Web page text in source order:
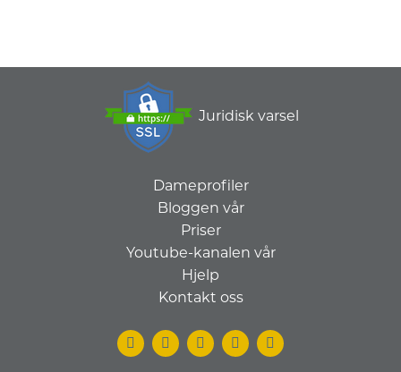
Juridisk varsel
Dameprofiler
Bloggen vår
Priser
Youtube-kanalen vår
Hjelp
Kontakt oss